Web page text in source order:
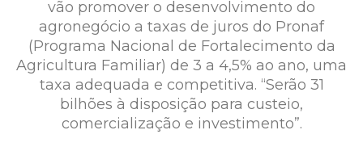
vão promover o desenvolvimento do
agronegócio a taxas de juros do Pronaf
(Programa Nacional de Fortalecimento da
Agricultura Familiar) de 3 a 4,5% ao ano, uma
taxa adequada e competitiva. “Serão 31
bilhões à disposição para custeio,
comercialização e investimento”.